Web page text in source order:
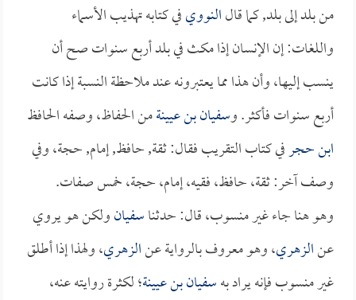
من بلد إلى بلد, كما قالالنوويفي كتابه تهذيب الأسماء
واللغات: إن الإنسان إذا مكث في بلد أربع سنوات صح أن
ينسب إليها، وأن هذا مما يعتبرونه عند ملاحظة النسبة إذا كانت
أربع سنوات فأكثر. وسفيان بن عيينةمن الحفاظ، وصفه الحافظ
ابن حجرفي كتاب التقريب فقال: ثقة, حافظ, إمام, حجة، وفي
وصف آخر: ثقة، حافظ، فقيه، إمام، حجة، خمس صفات.
وهو هنا جاء غير منسوب، قال: حدثناسفيانولكن هو يروي
عنالزهري، وهو معروف بالرواية عنالزهري، ولهذا إذا أطلق
غير منسوب فإنه يراد بهسفيان بن عيينة؛ لكثرة روايته عنه،